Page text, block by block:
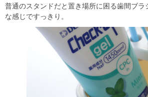
普通のスタンドだと置き場所に困る歯間ブラ
な感じですっきり。